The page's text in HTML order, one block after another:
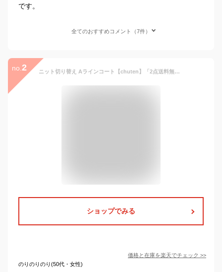
です。
全てのおすすめコメント（7件）
no. 2 ニット切り替え Aラインコート【chuten】「2点送料無料」 ロングコート ハイネック ニット コート ゆったり アウター 体型カバー チェスターコート レディース 秋冬 ラシャコートロング丈 ロングコート タートルネック エレガント お洒落 通勤 通学 XXL グレー/ブラック
ショップでみる
価格と在庫を楽天でチェック >>
のりのりのり(50代・女性)